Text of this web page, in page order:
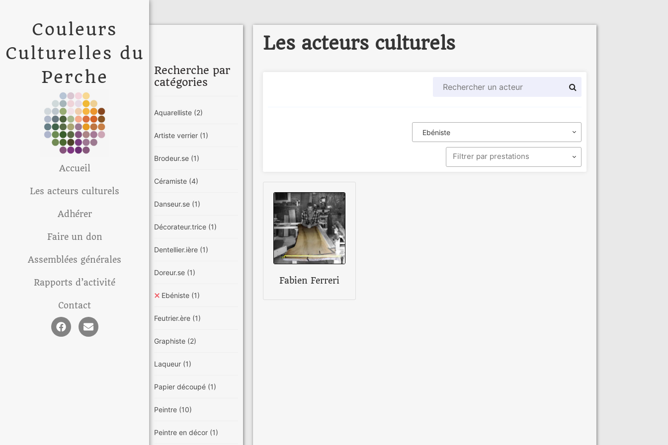
Couleurs
Culturelles du
Perche
Accueil
Les acteurs culturels
Adhérer
Faire un don
Assemblées générales
Rapports d’activité
Contact
Recherche par
catégories
Aquarelliste (2)
Artiste verrier (1)
Brodeur.se (1)
Céramiste (4)
Danseur.se (1)
Décorateur.trice (1)
Dentellier.ière (1)
Doreur.se (1)
Ebéniste (1)
Feutrier.ère (1)
Graphiste (2)
Laqueur (1)
Papier découpé (1)
Peintre (10)
Peintre en décor (1)
Les acteurs culturels
Ebéniste
Fabien Ferreri